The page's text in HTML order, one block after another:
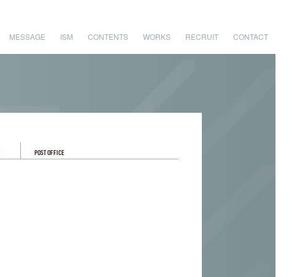
MESSAGE ISM CONTENTS WORKS RECRUIT CONTACT
POST OFFICE